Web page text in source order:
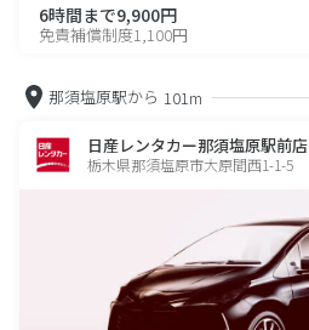
6時間まで9,900円
免責補償制度1,100円
那須塩原駅から 101m
日産レンタカー那須塩原駅前店
栃木県那須塩原市大原間西1-1-5